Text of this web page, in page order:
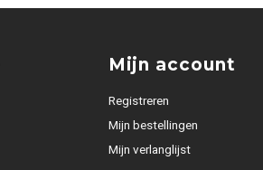
Mijn account
Registreren
Mijn bestellingen
Mijn verlanglijst